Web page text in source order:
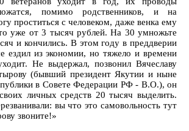
помимо родственников, и на
проститься с человеком, даже венка ему
уже от 3 тысяч рублей. На 30 умножьте
и кончились. В этом году в преддверии
ездил из экономии, но тяжело и времени
Не выдержал, позвонил Вячеславу
(бывший президент Якутии и ныне
в Совете Федерации РФ - В.О.), он
личных средств 20 тысяч выделить.
вы что это самовольность тут
звоните!»